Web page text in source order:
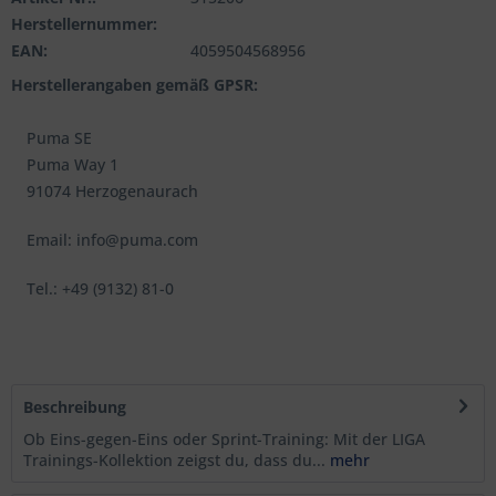
Herstellernummer:
EAN:
4059504568956
Herstellerangaben gemäß GPSR:
Puma SE
Puma Way 1
91074 Herzogenaurach
Email: info@puma.com
Tel.: +49 (9132) 81-0
Beschreibung
Ob Eins-gegen-Eins oder Sprint-Training: Mit der LIGA
Trainings-Kollektion zeigst du, dass du... mehr